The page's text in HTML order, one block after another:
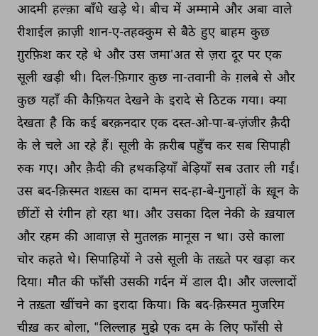
आदमी हल्क़ा बाँधे खड़े थे। बीच में अम्मामे और अबा वाले
रीशाईल क़ाज़ी शान-ए-तहक्कुम से बैठे हुए बाहम कुछ
ग़ुरफ़िश कर रहे थे और उस जमा'अत से ज़रा दूर पर एक
सूली खड़ी थी। दिल-फ़िगार कुछ ना-तवानी के ग़लबे से और
कुछ यहाँ की कैफ़ियत देखने के इरादे से ठिटक गया। क्या
देखता है कि कई बरक़नदार एक दस्त-ओ-पा-ब-ज़ंजीर क़ैदी
के ले चले आ रहे हैं। सूली के क़रीब पहुँच कर सब सिपाही
रुक गए। और क़ैदी की हथकड़ियाँ बेड़ियाँ सब उतार ली गईं।
उस बद-क़िस्मत शख़्स का दामन सद-हा-बे-गुनाहों के ख़ून के
छींटों से रंगीन हो रहा था। और उसका दिल नेकी के ख़याल
और रहम की आवाज़ से मुतलक़ मानूस न था। उसे काला
चोर कहते थे। सिपाहियों ने उसे सूली के तख़्ते पर खड़ा कर
दिया। मौत की फाँसी उसकी गर्दन में डाल दी। और जल्लादों
ने तख़्ता खींचने का इरादा किया। कि बद-क़िस्मत मुजरिम
चीख़ कर बोला, “लिल्लाह मुझे एक दम के लिए फाँसी से